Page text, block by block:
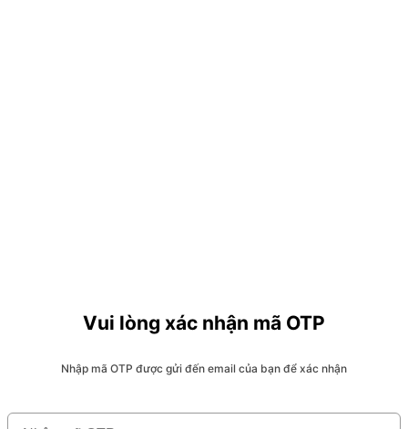
Vui lòng xác nhận mã OTP
Nhập mã OTP được gửi đến email của bạn để xác nhận